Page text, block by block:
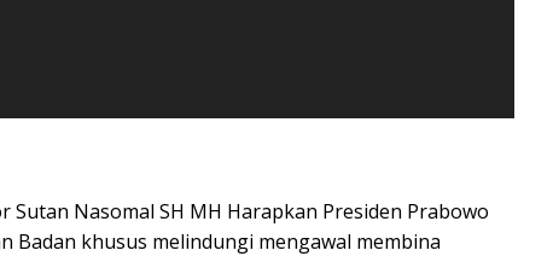
Sutan Nasomal SH MH Harapkan Presiden Prabowo
Badan khusus melindungi mengawal membina